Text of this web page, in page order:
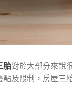
胎對於大部分來說
點及限制，房屋三